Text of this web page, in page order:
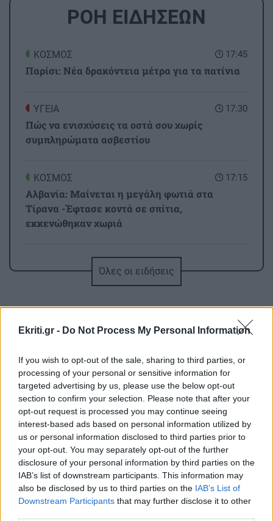
Ekriti.gr - Do Not Process My Personal Information
If you wish to opt-out of the sale, sharing to third parties, or
processing of your personal or sensitive information for
targeted advertising by us, please use the below opt-out
section to confirm your selection. Please note that after your
opt-out request is processed you may continue seeing
interest-based ads based on personal information utilized by
us or personal information disclosed to third parties prior to
your opt-out. You may separately opt-out of the further
disclosure of your personal information by third parties on the
IAB’s list of downstream participants. This information may
also be disclosed by us to third parties on the IAB’s List of
Downstream Participants that may further disclose it to other
ΡΟΗ ΕΙΔΗΣΕΩΝ
17:45
ΚΟΣΜΟΣ
Παρίσι: Νέα δρακόντεια μέτρα για τα πατίνια
17:30
ΥΓΕΙΑ
Πώς να ενισχύσεις τα οστά σου χωρίς
συμπληρώματα ασβεστίου
17:15
ΚΟΣΜΟΣ
Αλβανία: Μαίνεται η μεγάλη φωτιά στα
Τίρανα -Έφτασε κοντά σε σπίτια,
εκκενώθηκαν χωριά
GOSSIP - LIFESTYLE
Σουλτάτος - Λασκαράκη: Η καλοκαιρινή
16:47
ΚΟΙΝΩΝΙΑ
Σταυρό» από 24χρονη ασθενή
16:32
ΣΠΙΤΙ
Τι θα φάμε σήμερα; Protein Banoffee
16:16
ΕΛΛΑΔΑ
Πάνω από 400 πυρκαγιές σε 10 ημέρες στην
Ελλάδα -«Το 90% είναι από αμέλεια»
Όλες οι ειδήσεις
ΠΕΡΙΣΣΟΤΕΡΑ
ΚΟΣΜΟΣ
Παρίσι: Νέα δρακόντεια μέτρα για τα
πατίνια